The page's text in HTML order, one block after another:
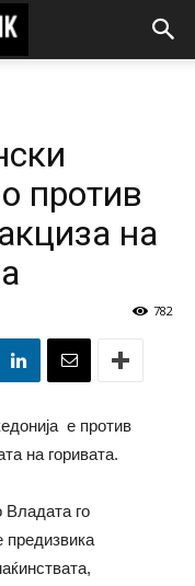
против
на
782
е против
на горивата.
го
предизвика